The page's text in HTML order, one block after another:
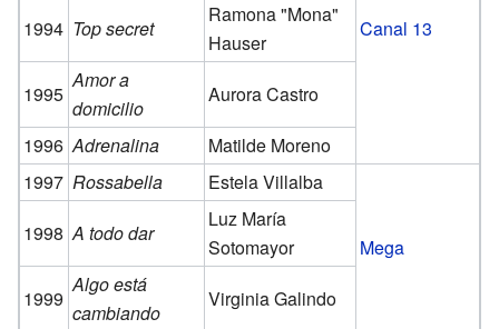
Canal 13
1994 Top secret
Ramona "Mona"
Hauser
1995
Amor a
domicilio
Aurora Castro
1996 Adrenalina
Matilde Moreno
1997 Rossabella Estela Villalba
Mega
1998 A todo dar
Luz María
Sotomayor
1999
Algo está
cambiando
Virginia Galindo